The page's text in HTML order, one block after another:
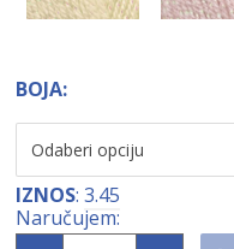
BOJA:
IZNOS:3.45